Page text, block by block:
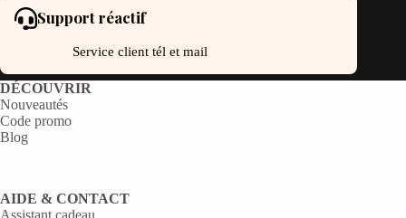
Support réactif
Service client tél et mail
DÉCOUVRIR
Nouveautés
Code promo
Blog
AIDE & CONTACT